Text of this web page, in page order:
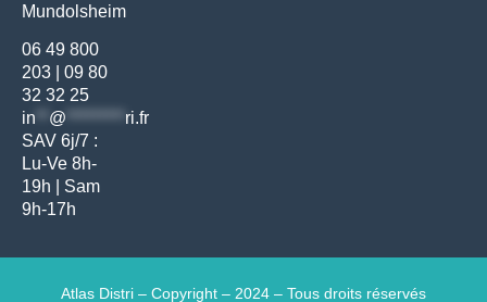
Mundolsheim
06 49 800
203
09 80
32 32 25
in
@ ********* ri.fr
SAV 6j/7 :
Lu-Ve 8h-
19h | Sam
9h-17h
Atlas Distri – Copyright – 2024 – Tous droits réservés